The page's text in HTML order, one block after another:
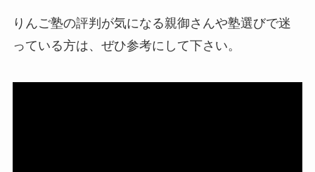
りんご塾の評判が気になる親御さんや塾選びで迷
っている方は、ぜひ参考にして下さい。